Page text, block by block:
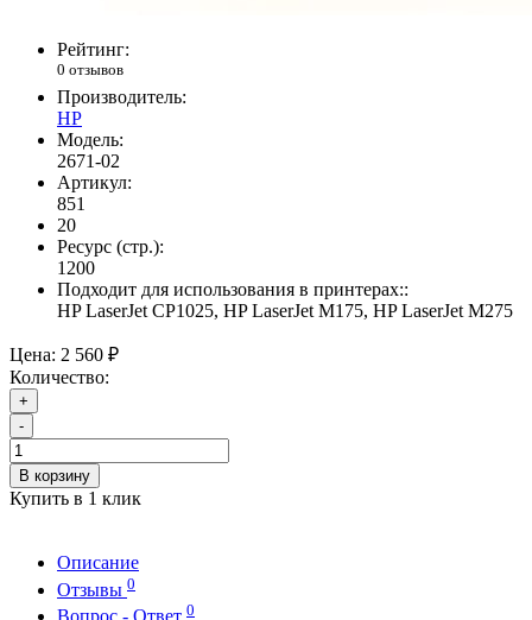
Рейтинг:
0 отзывов
Производитель:
HP
Модель:
2671-02
Артикул:
851
20
Ресурс (стр.):
1200
Подходит для использования в принтерах::
HP LaserJet CP1025, HP LaserJet M175, HP LaserJet M275
Цена: 2 560 ₽
Количество:
+
-
В корзину
Купить в 1 клик
Описание
Отзывы 0
0